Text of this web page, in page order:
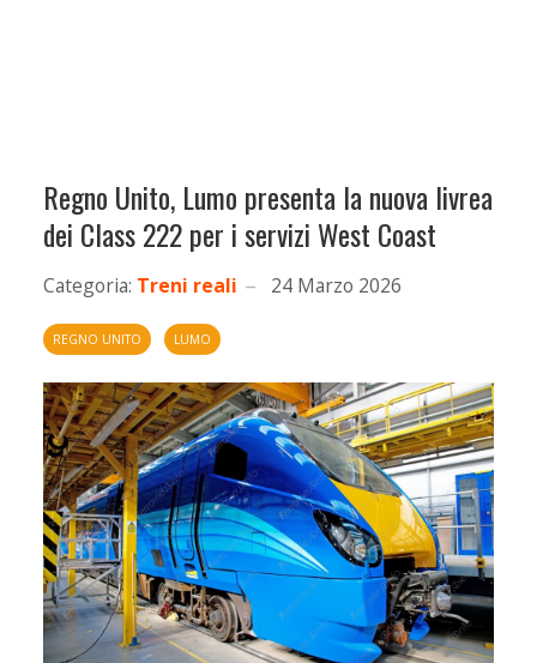
Regno Unito, Lumo presenta la nuova livrea
dei Class 222 per i servizi West Coast
Categoria: Treni reali 24 Marzo 2026
REGNO UNITO LUMO